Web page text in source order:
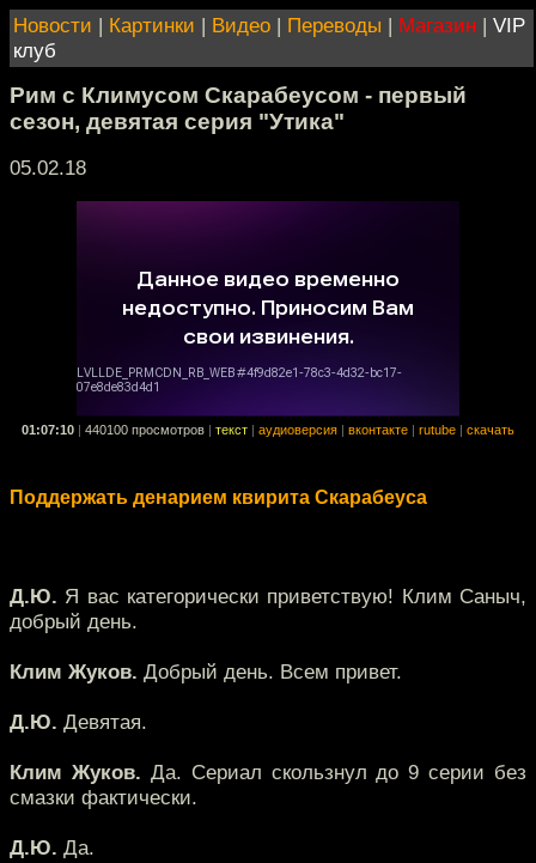
Новости | Картинки | Видео | Переводы | Магазин | VIP
клуб
Рим с Климусом Скарабеусом - первый
сезон, девятая серия "Утика"
05.02.18
01:07:10 440100 просмотров текст аудиоверсия вконтакте rutube скачать
Поддержать денарием квирита Скарабеуса
Д.Ю. Я вас категорически приветствую! Клим Саныч,
добрый день.
Клим Жуков. Добрый день. Всем привет.
Д.Ю. Девятая.
Клим Жуков. Да. Сериал скользнул до 9 серии без
смазки фактически.
Д.Ю. Да.